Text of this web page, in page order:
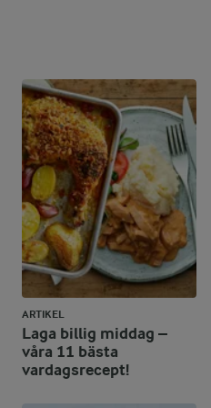
ARTIKEL
Laga billig middag –
våra 11 bästa
vardagsrecept!